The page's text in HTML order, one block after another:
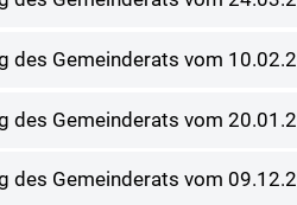
des Gemeinderats vom
des Gemeinderats vom
des Gemeinderats vom